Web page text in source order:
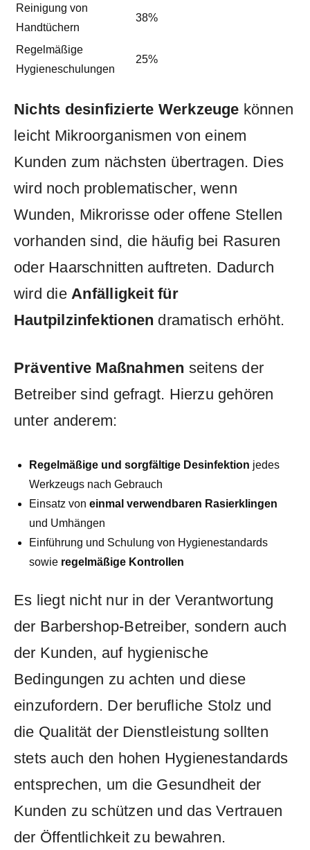
Reinigung von​
Handtüchern
38%
Regelmäßige
Hygieneschulungen
25%
Nichts desinfizierte Werkzeuge können
⁣leicht Mikroorganismen ‍von ⁤einem
Kunden⁤ zum nächsten übertragen. Dies
wird noch problematischer, wenn⁣
Wunden,‌ Mikrorisse oder offene⁣ Stellen
vorhanden sind,‍ die häufig bei Rasuren
oder Haarschnitten ‌auftreten. Dadurch
wird die⁢Anfälligkeit für
Hautpilzinfektionen dramatisch erhöht.
Präventive Maßnahmen seitens der
Betreiber⁤ sind gefragt. ‍Hierzu gehören
unter ⁣anderem:
Regelmäßige‌ und‌ sorgfältige Desinfektion jedes
Werkzeugs ⁣nach​ Gebrauch
Einsatz von einmal verwendbaren Rasierklingen
‌und ⁣Umhängen
Einführung und Schulung von Hygienestandards
sowie regelmäßige Kontrollen
Es liegt nicht nur in der Verantwortung
der Barbershop-Betreiber, sondern⁤ auch
der Kunden, auf‍ hygienische
Bedingungen zu achten ⁤und diese
einzufordern.⁢ Der berufliche Stolz und
die‍ Qualität⁣ der Dienstleistung sollten
stets auch⁢ den hohen ​Hygienestandards
entsprechen, um die Gesundheit der
Kunden zu schützen und das⁢ Vertrauen
der Öffentlichkeit⁤ zu bewahren.